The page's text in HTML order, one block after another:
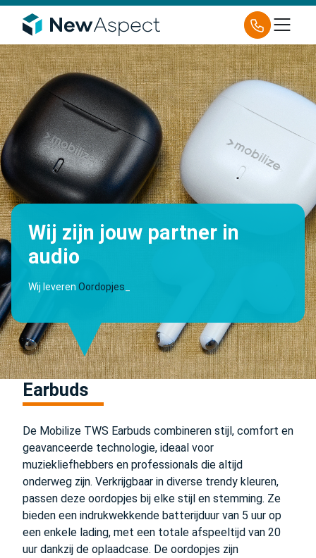
Wij zijn jouw partner in
audio
Wij leveren Kopt_
Earbuds
De Mobilize TWS Earbuds combineren stijl, comfort en
geavanceerde technologie, ideaal voor
muziekliefhebbers en professionals die altijd
onderweg zijn. Verkrijgbaar in diverse trendy kleuren,
passen deze oordopjes bij elke stijl en stemming. Ze
bieden een indrukwekkende batterijduur van 5 uur op
een enkele lading, met een totale afspeeltijd van 20
uur dankzij de oplaadcase. De oordopjes zijn